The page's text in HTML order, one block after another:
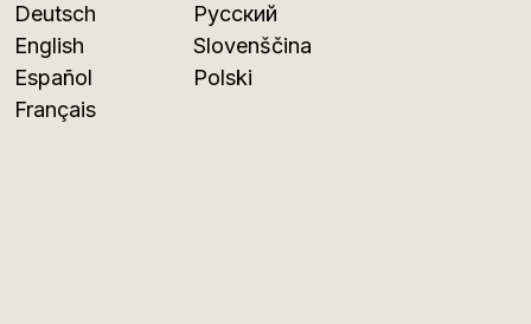
Deutsch
English
Español
Français
Русский
Slovenščina
Polski